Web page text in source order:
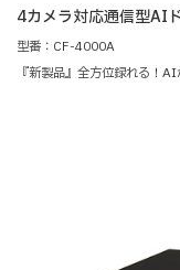
4カメラ対応通信型AI
型番：CF-4000A
『新製品』全方位録れる！